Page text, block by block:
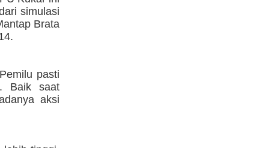
simulasi
Brata
pasti
Baik saat
aksi